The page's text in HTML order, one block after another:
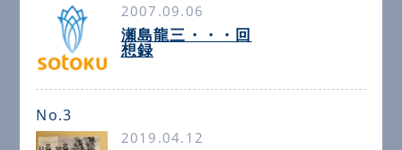
2007.09.06
瀬島龍三・・・回
想録
No.3
2019.04.12